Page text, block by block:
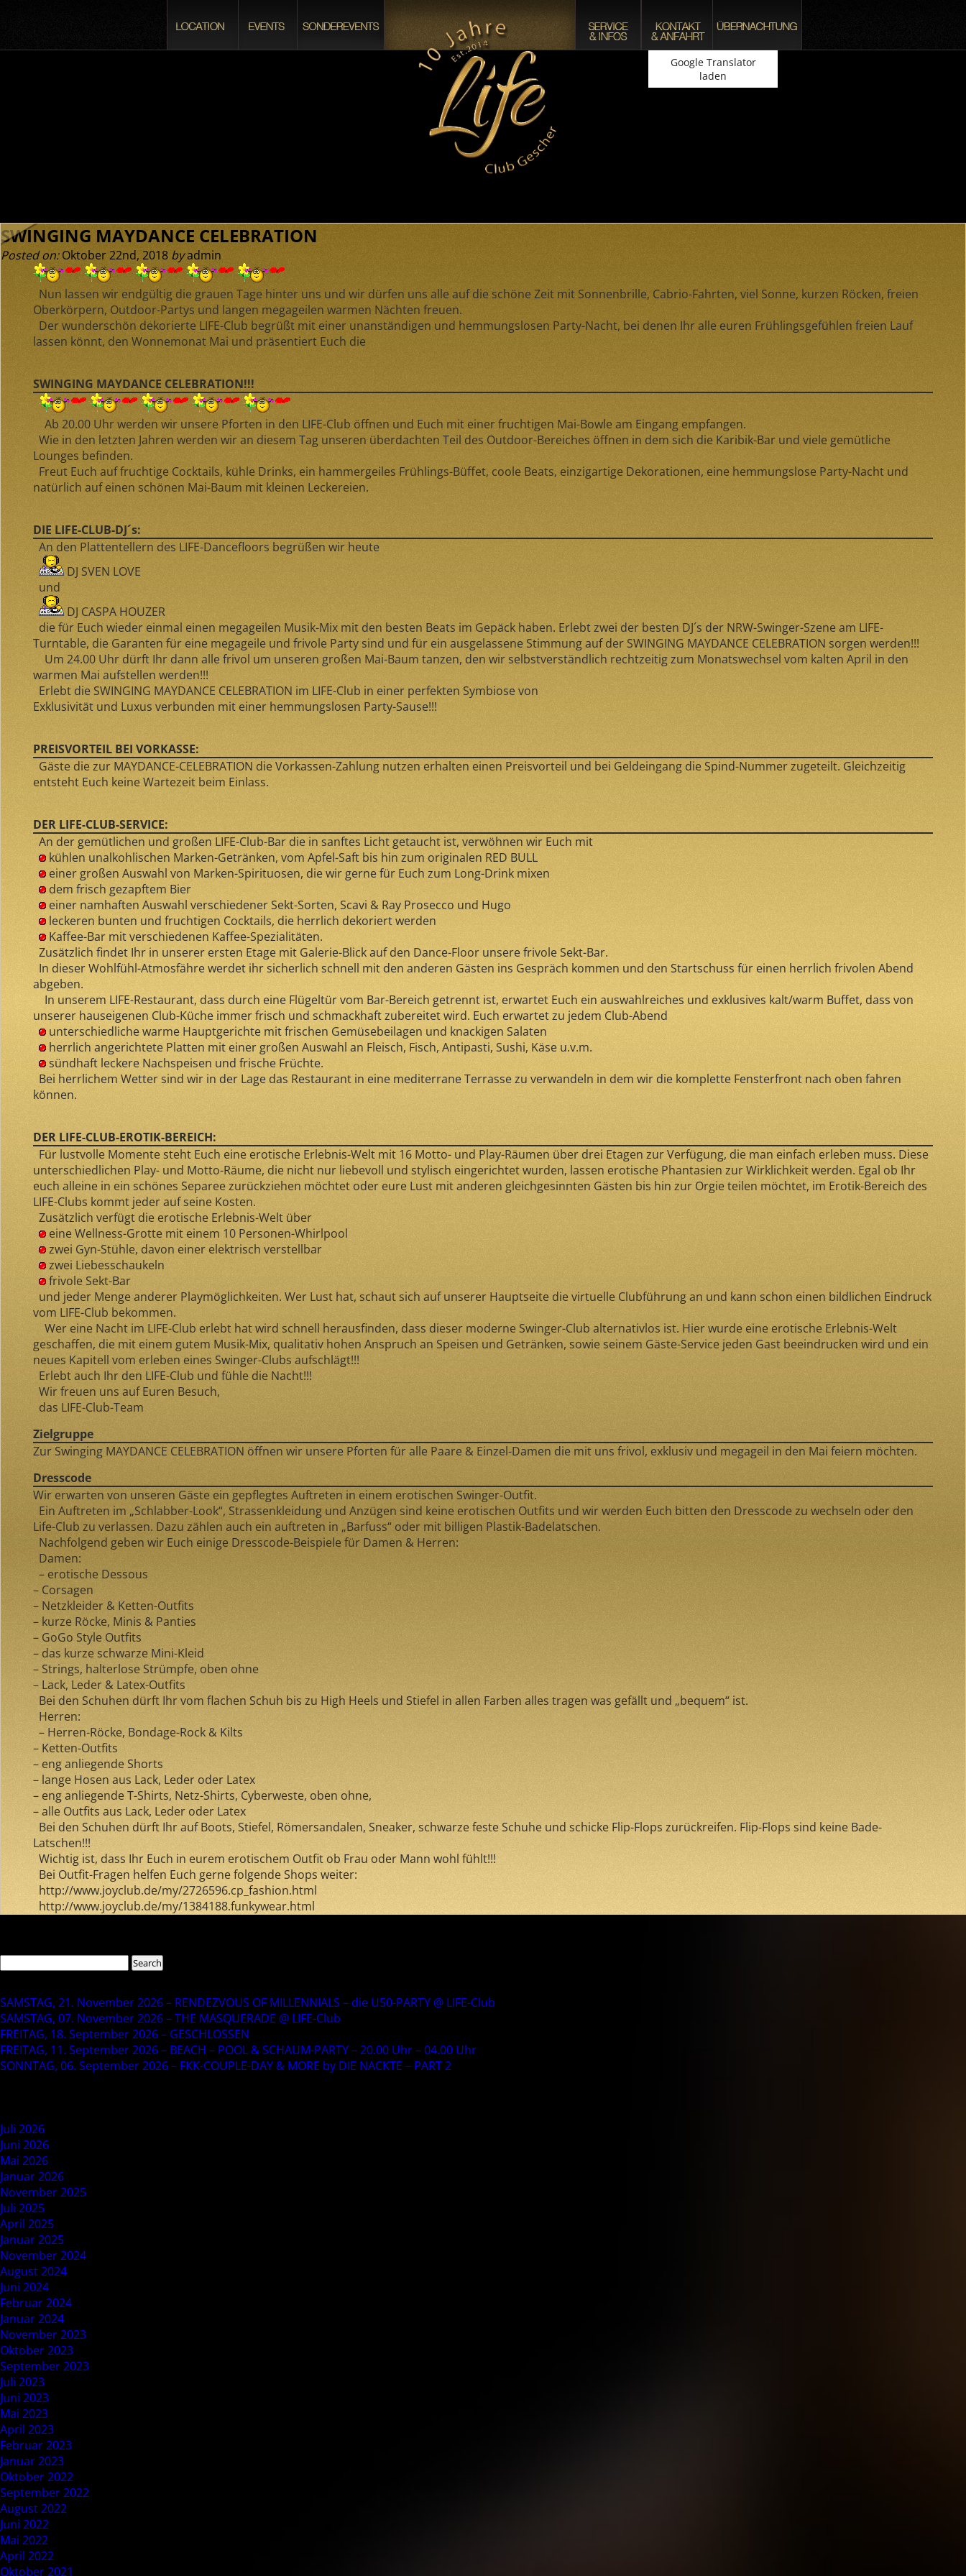
Google Translator
laden
SWINGING MAYDANCE CELEBRATION
Posted on:Oktober 22nd, 2018 byadmin
Nun lassen wir endgültig die grauen Tage hinter uns und wir dürfen uns alle auf die schöne Zeit mit Sonnenbrille, Cabrio-Fahrten, viel Sonne, kurzen Röcken, freien
Oberkörpern, Outdoor-Partys und langen megageilen warmen Nächten freuen.
Der wunderschön dekorierte LIFE-Club begrüßt mit einer unanständigen und hemmungslosen Party-Nacht, bei denen Ihr alle euren Frühlingsgefühlen freien Lauf
lassen könnt, den Wonnemonat Mai und präsentiert Euch die
SWINGING MAYDANCE CELEBRATION!!!
Ab 20.00 Uhr werden wir unsere Pforten in den LIFE-Club öffnen und Euch mit einer fruchtigen Mai-Bowle am Eingang empfangen.
Wie in den letzten Jahren werden wir an diesem Tag unseren überdachten Teil des Outdoor-Bereiches öffnen in dem sich die Karibik-Bar und viele gemütliche
Lounges befinden.
Freut Euch auf fruchtige Cocktails, kühle Drinks, ein hammergeiles Frühlings-Büffet, coole Beats, einzigartige Dekorationen, eine hemmungslose Party-Nacht und
natürlich auf einen schönen Mai-Baum mit kleinen Leckereien.
DIE LIFE-CLUB-DJ´s:
An den Plattentellern des LIFE-Dancefloors begrüßen wir heute
DJ SVEN LOVE
und
DJ CASPA HOUZER
die für Euch wieder einmal einen megageilen Musik-Mix mit den besten Beats im Gepäck haben. Erlebt zwei der besten DJ´s der NRW-Swinger-Szene am LIFE-
Turntable, die Garanten für eine megageile und frivole Party sind und für ein ausgelassene Stimmung auf der SWINGING MAYDANCE CELEBRATION sorgen werden!!!
Um 24.00 Uhr dürft Ihr dann alle frivol um unseren großen Mai-Baum tanzen, den wir selbstverständlich rechtzeitig zum Monatswechsel vom kalten April in den
warmen Mai aufstellen werden!!!
Erlebt die SWINGING MAYDANCE CELEBRATION im LIFE-Club in einer perfekten Symbiose von
Exklusivität und Luxus verbunden mit einer hemmungslosen Party-Sause!!!
PREISVORTEIL BEI VORKASSE:
Gäste die zur MAYDANCE-CELEBRATION die Vorkassen-Zahlung nutzen erhalten einen Preisvorteil und bei Geldeingang die Spind-Nummer zugeteilt. Gleichzeitig
entsteht Euch keine Wartezeit beim Einlass.
DER LIFE-CLUB-SERVICE:
An der gemütlichen und großen LIFE-Club-Bar die in sanftes Licht getaucht ist, verwöhnen wir Euch mit
kühlen unalkohlischen Marken-Getränken, vom Apfel-Saft bis hin zum originalen RED BULL
einer großen Auswahl von Marken-Spirituosen, die wir gerne für Euch zum Long-Drink mixen
dem frisch gezapftem Bier
einer namhaften Auswahl verschiedener Sekt-Sorten, Scavi & Ray Prosecco und Hugo
leckeren bunten und fruchtigen Cocktails, die herrlich dekoriert werden
Kaffee-Bar mit verschiedenen Kaffee-Spezialitäten.
Zusätzlich findet Ihr in unserer ersten Etage mit Galerie-Blick auf den Dance-Floor unsere frivole Sekt-Bar.
In dieser Wohlfühl-Atmosfähre werdet ihr sicherlich schnell mit den anderen Gästen ins Gespräch kommen und den Startschuss für einen herrlich frivolen Abend
abgeben.
In unserem LIFE-Restaurant, dass durch eine Flügeltür vom Bar-Bereich getrennt ist, erwartet Euch ein auswahlreiches und exklusives kalt/warm Buffet, dass von
unserer hauseigenen Club-Küche immer frisch und schmackhaft zubereitet wird. Euch erwartet zu jedem Club-Abend
unterschiedliche warme Hauptgerichte mit frischen Gemüsebeilagen und knackigen Salaten
herrlich angerichtete Platten mit einer großen Auswahl an Fleisch, Fisch, Antipasti, Sushi, Käse u.v.m.
sündhaft leckere Nachspeisen und frische Früchte.
Bei herrlichem Wetter sind wir in der Lage das Restaurant in eine mediterrane Terrasse zu verwandeln in dem wir die komplette Fensterfront nach oben fahren
können.
DER LIFE-CLUB-EROTIK-BEREICH:
Für lustvolle Momente steht Euch eine erotische Erlebnis-Welt mit 16 Motto- und Play-Räumen über drei Etagen zur Verfügung, die man einfach erleben muss. Diese
unterschiedlichen Play- und Motto-Räume, die nicht nur liebevoll und stylisch eingerichtet wurden, lassen erotische Phantasien zur Wirklichkeit werden. Egal ob Ihr
euch alleine in ein schönes Separee zurückziehen möchtet oder eure Lust mit anderen gleichgesinnten Gästen bis hin zur Orgie teilen möchtet, im Erotik-Bereich des
LIFE-Clubs kommt jeder auf seine Kosten.
Zusätzlich verfügt die erotische Erlebnis-Welt über
eine Wellness-Grotte mit einem 10 Personen-Whirlpool
zwei Gyn-Stühle, davon einer elektrisch verstellbar
zwei Liebesschaukeln
frivole Sekt-Bar
und jeder Menge anderer Playmöglichkeiten. Wer Lust hat, schaut sich auf unserer Hauptseite die virtuelle Clubführung an und kann schon einen bildlichen Eindruck
vom LIFE-Club bekommen.
Wer eine Nacht im LIFE-Club erlebt hat wird schnell herausfinden, dass dieser moderne Swinger-Club alternativlos ist. Hier wurde eine erotische Erlebnis-Welt
geschaffen, die mit einem gutem Musik-Mix, qualitativ hohen Anspruch an Speisen und Getränken, sowie seinem Gäste-Service jeden Gast beeindrucken wird und ein
neues Kapitell vom erleben eines Swinger-Clubs aufschlägt!!!
Erlebt auch Ihr den LIFE-Club und fühle die Nacht!!!
Wir freuen uns auf Euren Besuch,
das LIFE-Club-Team
Zielgruppe
Zur Swinging MAYDANCE CELEBRATION öffnen wir unsere Pforten für alle Paare & Einzel-Damen die mit uns frivol, exklusiv und megageil in den Mai feiern möchten.
Dresscode
Wir erwarten von unseren Gäste ein gepflegtes Auftreten in einem erotischen Swinger-Outfit.
Ein Auftreten im „Schlabber-Look“, Strassenkleidung und Anzügen sind keine erotischen Outfits und wir werden Euch bitten den Dresscode zu wechseln oder den
Life-Club zu verlassen. Dazu zählen auch ein auftreten in „Barfuss“ oder mit billigen Plastik-Badelatschen.
Nachfolgend geben wir Euch einige Dresscode-Beispiele für Damen & Herren:
Damen:
– erotische Dessous
– Corsagen
– Netzkleider & Ketten-Outfits
– kurze Röcke, Minis & Panties
– GoGo Style Outfits
– das kurze schwarze Mini-Kleid
– Strings, halterlose Strümpfe, oben ohne
– Lack, Leder & Latex-Outfits
Bei den Schuhen dürft Ihr vom flachen Schuh bis zu High Heels und Stiefel in allen Farben alles tragen was gefällt und „bequem“ ist.
Herren:
– Herren-Röcke, Bondage-Rock & Kilts
– Ketten-Outfits
– eng anliegende Shorts
– lange Hosen aus Lack, Leder oder Latex
– eng anliegende T-Shirts, Netz-Shirts, Cyberweste, oben ohne,
– alle Outfits aus Lack, Leder oder Latex
Bei den Schuhen dürft Ihr auf Boots, Stiefel, Römersandalen, Sneaker, schwarze feste Schuhe und schicke Flip-Flops zurückreifen. Flip-Flops sind keine Bade-
Latschen!!!
Wichtig ist, dass Ihr Euch in eurem erotischem Outfit ob Frau oder Mann wohl fühlt!!!
Bei Outfit-Fragen helfen Euch gerne folgende Shops weiter:
http://www.joyclub.de/my/2726596.cp_fashion.html
http://www.joyclub.de/my/1384188.funkywear.html
SAMSTAG, 21. November 2026 – RENDEZVOUS OF MILLENNIALS – die U50-PARTY @ LIFE-Club
SAMSTAG, 07. November 2026 – THE MASQUERADE @ LIFE-Club
FREITAG, 18. September 2026 – GESCHLOSSEN
FREITAG, 11. September 2026 – BEACH – POOL & SCHAUM-PARTY – 20.00 Uhr – 04.00 Uhr
SONNTAG, 06. September 2026 – FKK-COUPLE-DAY & MORE by DIE NACKTE – PART 2
Juli 2026
Juni 2026
Mai 2026
Januar 2026
November 2025
Juli 2025
April 2025
Januar 2025
November 2024
August 2024
Juni 2024
Februar 2024
Januar 2024
November 2023
Oktober 2023
September 2023
Juli 2023
Juni 2023
Mai 2023
April 2023
Februar 2023
Januar 2023
Oktober 2022
September 2022
August 2022
Juni 2022
Mai 2022
April 2022
Oktober 2021